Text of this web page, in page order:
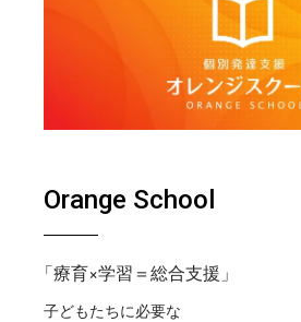
Orange School
「療育×学習＝総合支援」
子どもたちに必要な